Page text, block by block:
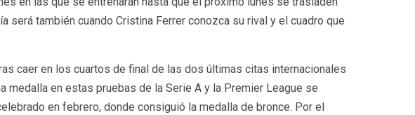
será también cuando Cristina Ferrer conozca su rival y el cuadro que
caer en los cuartos de final de las dos últimas citas internacionales
medalla en estas pruebas de la Serie A y la Premier League se
en febrero, donde consiguió la medalla de bronce. Por el